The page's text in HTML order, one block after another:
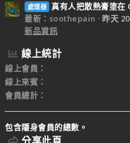
處理器 真有人把散熱膏塗在
最新：soothepain
昨天
新品資訊
線上統計
線上會員
線上來賓
會員總計
包含隱身會員的總數。